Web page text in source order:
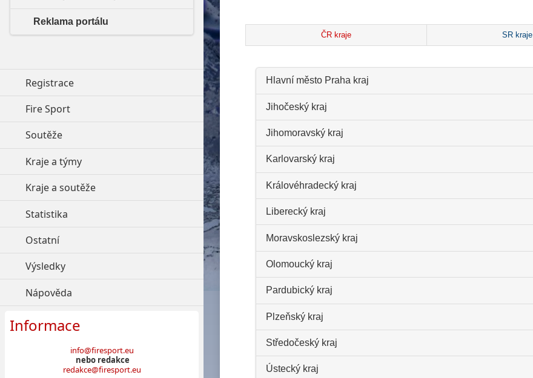
ČR kraje SR kraje
Hlavní město Praha kraj
Jihočeský kraj
Jihomoravský kraj
Karlovarský kraj
Královéhradecký kraj
Liberecký kraj
Moravskoslezský kraj
Olomoucký kraj
Pardubický kraj
Plzeňský kraj
Středočeský kraj
Ústecký kraj
Reklama portálu
Registrace
Fire Sport
Soutěže
Kraje a týmy
Kraje a soutěže click to expand contents
Statistika
Ostatníclick to expand contents
Výsledky
Nápověda
Informace
info@firesport.eu
nebo redakce
redakce@firesport.eu